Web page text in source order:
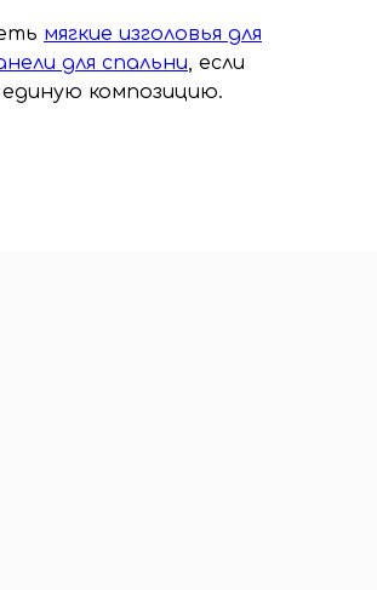
мягкие изголовья для
для спальни, если
композицию.